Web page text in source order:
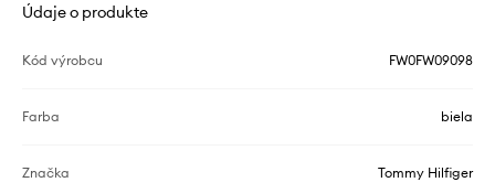
Údaje o produkte
Kód výrobcu FW0FW09098
Farba biela
Značka Tommy Hilfiger